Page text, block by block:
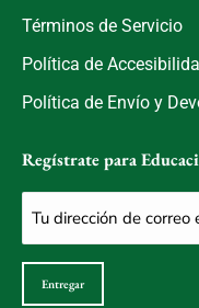
Términos de Servicio
Política de
Política de Envío y
Regístrate para
electrónico
(Obligatorio)
Entregar